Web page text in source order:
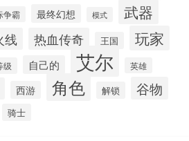
争霸 最终幻想 模式 武器
线 热血传奇 王国 玩家
级 自己的 艾尔 英雄
西游 角色 解锁 谷物
骑士